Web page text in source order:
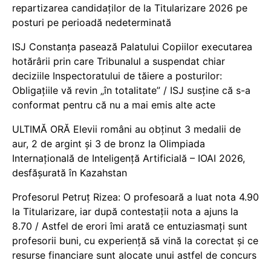
repartizarea candidaților de la Titularizare 2026 pe
posturi pe perioadă nedeterminată
ISJ Constanța pasează Palatului Copiilor executarea
hotărârii prin care Tribunalul a suspendat chiar
deciziile Inspectoratului de tăiere a posturilor:
Obligațiile vă revin „în totalitate” / ISJ susține că s-a
conformat pentru că nu a mai emis alte acte
ULTIMĂ ORĂ Elevii români au obținut 3 medalii de
aur, 2 de argint și 3 de bronz la Olimpiada
Internațională de Inteligență Artificială – IOAI 2026,
desfășurată în Kazahstan
Profesorul Petruț Rizea: O profesoară a luat nota 4.90
la Titularizare, iar după contestații nota a ajuns la
8.70 / Astfel de erori îmi arată ce entuziasmați sunt
profesorii buni, cu experiență să vină la corectat și ce
resurse financiare sunt alocate unui astfel de concurs